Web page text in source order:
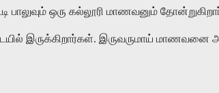
ஒரு கல்லூரி மாணவனும்
இருக்கிறார்கள். இருவருமாய் மாணவனை